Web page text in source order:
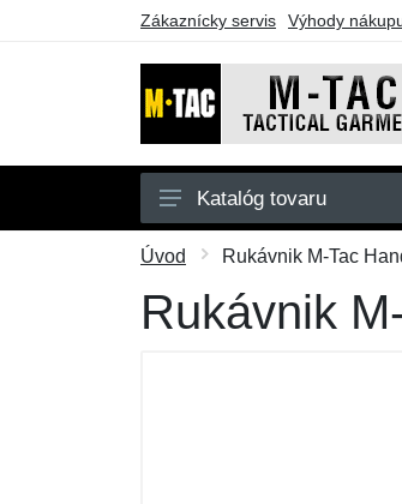
Zákaznícky servis Výhody
Pánske
Dámske
Katalóg tovaru
Úvod Rukávnik M-Tac
Rukávnik